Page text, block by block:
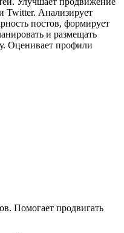
Twitter. Анализирует
постов, формирует
и размещать
Оценивает профили
Помогает продвигать